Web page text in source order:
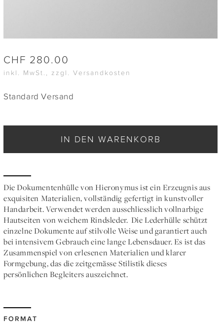
CHF 280.00
inkl. MwSt., zzgl. Versandkosten
Standard Versand
IN DEN WARENKORB
Die Dokumentenhülle von Hieronymus ist ein Erzeugnis aus
exquisiten Materialien, vollständig gefertigt in kunstvoller
Handarbeit. Verwendet werden ausschliesslich vollnarbige
Hautseiten von weichem Rindsleder. Die Lederhülle schützt
einzelne Dokumente auf stilvolle Weise und garantiert auch
bei intensivem Gebrauch eine lange Lebensdauer. Es ist das
Zusammenspiel von erlesenen Materialien und klarer
Formgebung, das die zeitgemässe Stilistik dieses
persönlichen Begleiters auszeichnet.
FORMAT